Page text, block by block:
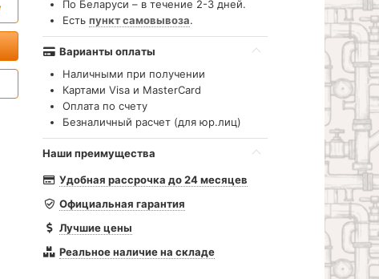
По Беларуси – в течение 2-3 дней.
Есть пункт самовывоза.
Варианты оплаты
Наличными при получении
Картами Visa и MasterCard
Оплата по счету
Безналичный расчет (для юр.лиц)
Наши преимущества
Удобная рассрочка до 24 месяцев
Официальная гарантия
Лучшие цены
Реальное наличие на складе